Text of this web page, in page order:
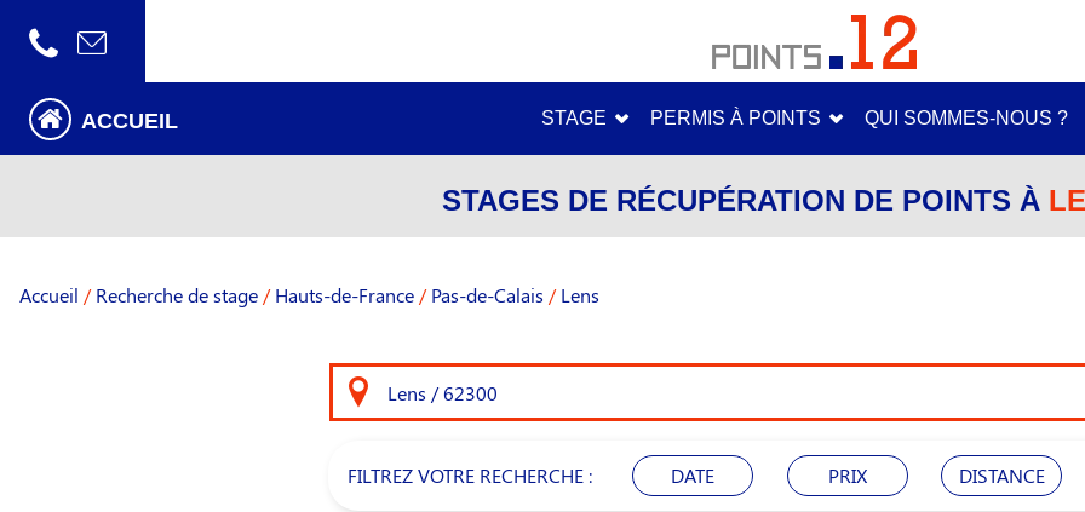
ACCUEIL STAGE PERMIS À POINTS QUI SOMMES-NOUS ?
STAGES DE RÉCUPÉRATION DE POINTS À
Accueil / Recherche de stage / Hauts-de-France / Pas-de-Calais / Lens
FILTREZ VOTRE RECHERCHE : DATE PRIX DISTANCE